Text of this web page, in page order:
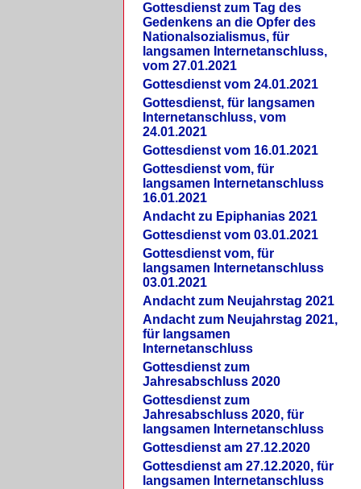
Gottesdienst zum Tag des
Gedenkens an die Opfer des
Nationalsozialismus, für
langsamen Internetanschluss,
vom 27.01.2021
Gottesdienst vom 24.01.2021
Gottesdienst, für langsamen
Internetanschluss, vom
24.01.2021
Gottesdienst vom 16.01.2021
Gottesdienst vom, für
langsamen Internetanschluss
16.01.2021
Andacht zu Epiphanias 2021
Gottesdienst vom 03.01.2021
Gottesdienst vom, für
langsamen Internetanschluss
03.01.2021
Andacht zum Neujahrstag 2021
Andacht zum Neujahrstag 2021,
für langsamen
Internetanschluss
Gottesdienst zum
Jahresabschluss 2020
Gottesdienst zum
Jahresabschluss 2020, für
langsamen Internetanschluss
Gottesdienst am 27.12.2020
Gottesdienst am 27.12.2020, für
langsamen Internetanschluss